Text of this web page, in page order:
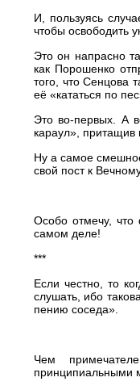
И, пользуясь
чтобы освободить
Это он напрасно
как Порошенко
того, что Сенцова
её «кататься по
Это во-первых. А
караул», притащив
Ну а самое
свой пост к
Особо отмечу,
самом деле!
***
Если честно, то
слушать, ибо
пению соседа».
Чем
принципиальными